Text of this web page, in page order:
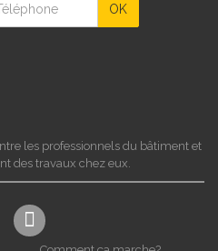
les professionnels du bâtiment et
des travaux chez eux.